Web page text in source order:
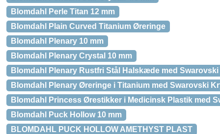
Blomdahl Perle Titan 12 mm
Blomdahl Plain Curved Titanium Øreringe
Blomdahl Plenary 10 mm
Blomdahl Plenary Crystal 10 mm
Blomdahl Plenary Rustfri Stål Halskæde med
Blomdahl Plenary Øreringe i Titanium med Swarovski
Blomdahl Princess Ørestikker i Medicinsk Plastik med
Blomdahl Puck Hollow 10 mm
BLOMDAHL PUCK HOLLOW AMETHYST PLAST